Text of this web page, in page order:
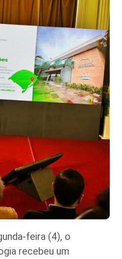
feira (4), o
recebeu um